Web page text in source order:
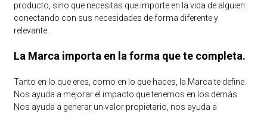
producto, sino que necesitas que importe en la vida de alguien
conectando con sus necesidades de forma diferente y
relevante.
La Marca importa en la forma que te completa.
Tanto en lo que eres, como en lo que haces, la Marca te define.
Nos ayuda a mejorar el impacto que tenemos en los demás.
Nos ayuda a generar un valor propietario, nos ayuda a